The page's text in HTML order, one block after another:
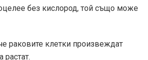
без кислород, той също може
раковите клетки произвеждат